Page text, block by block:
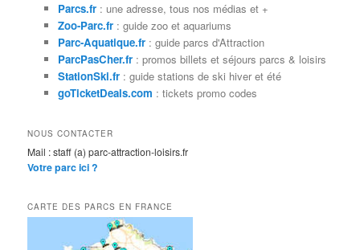
Parcs.fr: une adresse, tous nos médias et +
Zoo-Parc.fr: guide zoo et aquariums
Parc-Aquatique.fr: guide parcs d'Attraction
ParcPasCher.fr: promos billets et séjours parcs & loisirs
StationSki.fr: guide stations de ski hiver et été
goTicketDeals.com : tickets promo codes
NOUS CONTACTER
Mail : staff (a) parc-attraction-loisirs.fr
Votre parc ici ?
CARTE DES PARCS EN FRANCE